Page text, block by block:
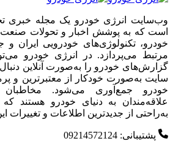
وب‌سایت انرژی خودرو یک مجله خبری
است که به پوشش اخبار و تحولات
خودرو، تکنولوژی‌های خودرویی ایران
مرتبط می‌پردازد. در انرژی خودرو
گزارش‌های خودرو را به‌صورت آنلاین
سایت به‌صورت خودکار از معتبرترین و
خودرو جمع‌آوری می‌شود.
علاقه‌مندان به دنیای خودرو هستند
به‌راحتی از جدیدترین اطلاعات و
پشتیبانی: 09214572124